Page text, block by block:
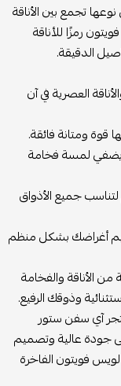
تجمع بين الأناقة
رمزًا للأناقة
الدقيقة.
العصرية في آن
قوة ومتانة فائقة.
يضفي لمسة فخامة
جميع الأذواق
أغراضك بشكل منظم
الأناقة والفخامة
وذوقك الرفيع.
آي سفن ستور
جودة عالية وتصميم
لويس فويتون الفاخرة